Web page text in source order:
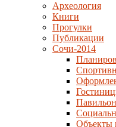
Археология
Книги
Прогулки
Публикации
Сочи-2014
Объекты